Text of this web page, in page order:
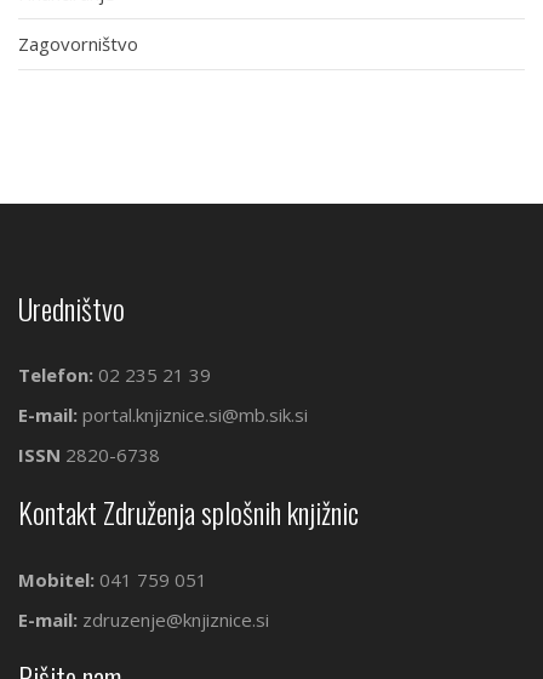
Zagovorništvo
Uredništvo
Telefon: 02 235 21 39
E-mail: portal.knjiznice.si@mb.sik.si
ISSN 2820-6738
Kontakt Združenja splošnih knjižnic
Mobitel: 041 759 051
E-mail: zdruzenje@knjiznice.si